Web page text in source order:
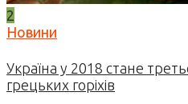
2
Новини
Україна у 2018 стане
грецьких горіхів